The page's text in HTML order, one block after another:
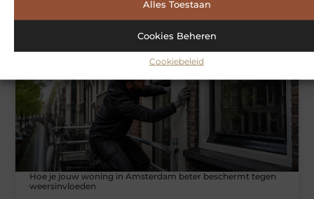
Alles Toestaan
Cookies Beheren
Cookiebeleid
Hoe je jouw woning in Amsterdam beter beschermt tegen
weersinvloeden